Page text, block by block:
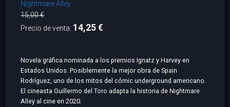
Nightmare Alley
15,00 €
Precio de venta: 14,25 €
Novela gráfica nominada a los premios Ignatz y Harvey en
Estados Unidos. Posiblemente la mejor obra de Spain
Rodríguez, uno de los mitos del cómic underground americano.
El cineasta Guillermo del Toro adapta la historia de Nightmare
Alley al cine en 2020.